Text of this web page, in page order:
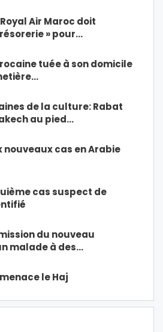
Air Maroc doit
» pour…
tuée à son domicile
de la culture: Rabat
au pied…
nouveaux cas en Arabie
cas suspect de
du nouveau
malade à des…
le Haj